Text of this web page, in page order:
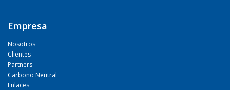
Empresa
Nosotros
Clientes
Partners
Carbono Neutral
Enlaces